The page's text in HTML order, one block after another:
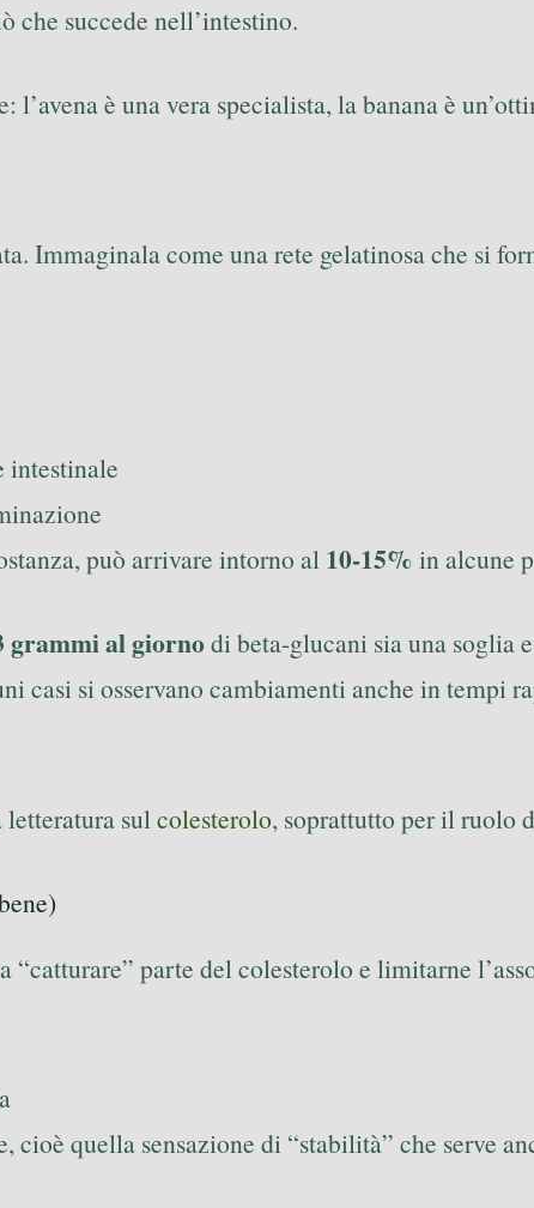
che succede nell’intestino.
è una vera specialista, la banana è
Immaginala come una rete gelatinosa che si
intestinale
può arrivare intorno al 10-15% in alcune
grammi al giornodi beta-glucani sia una soglia
casi si osservano cambiamenti anche in tempi
sul colesterolo, soprattutto per il ruolo
“catturare” parte del colesterolo e limitarne
cioè quella sensazione di “stabilità” che serve